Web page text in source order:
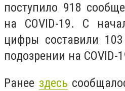
поступило 918
на COVID-19. С
цифры составили
подозрении на COVID-
Ранее здесь